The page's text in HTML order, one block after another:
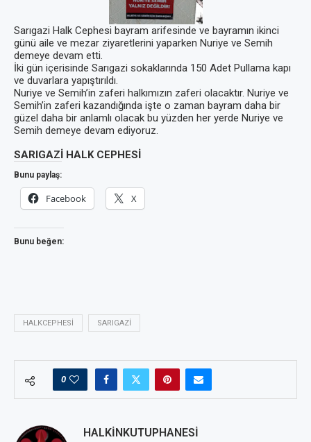
Sarıgazi Halk Cephesi bayram arifesinde ve bayramın ikinci
günü aile ve mezar ziyaretlerini yaparken Nuriye ve Semih
demeye devam etti.
İki gün içerisinde Sarıgazi sokaklarında 150 Adet Pullama kapı
ve duvarlara yapıştırıldı.
Nuriye ve Semih’in zaferi halkımızın zaferi olacaktır. Nuriye ve
Semih’in zaferi kazandığında işte o zaman bayram daha bir
güzel daha bir anlamlı olacak bu yüzden her yerde Nuriye ve
Semih demeye devam ediyoruz.
SARIGAZİ HALK CEPHESİ
Bunu paylaş:
Facebook X
Bunu beğen:
HALKCEPHESI SARIGAZI
0
HALKINKUTUPHANESI